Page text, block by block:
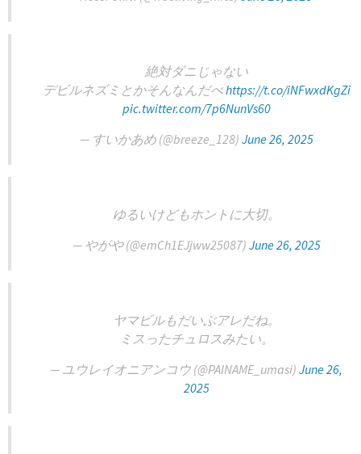
絶対ダニじゃない
デビルネズミとかそんなんだべhttps://t.co/iNFwxdKgZi
pic.twitter.com/7p6NunVs60
— すいかあめ (@breeze_128) June 26, 2025
ゆるいけどもホントに大切。
— やがや (@emCh1EJjww25087) June 26, 2025
ヤマビルもだいぶアレだね。
ミスったチュロスみたい。
— ユウレイオニアンコウ (@PAINAME_umasi) June 26,
2025